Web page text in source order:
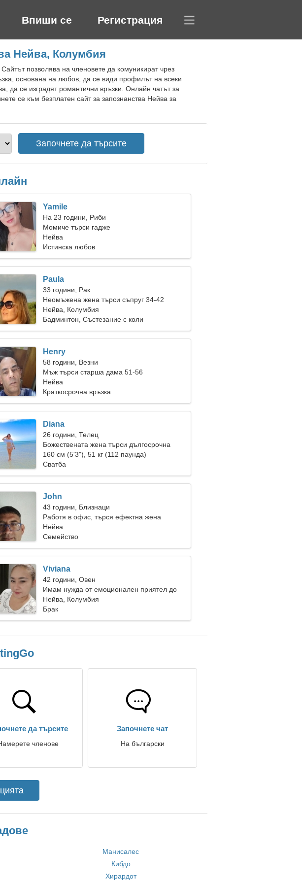
Впиши се Регистрация
Нейва, Колумбия
позволява на членовете да комуникират чрез
основана на любов, да се види профилът на всеки
да се изградят романтични връзки. Онлайн чатът за
се към безплатен сайт за запознанства Нейва за
Yamile
На 23 години, Риби
Момиче търси гадже
Нейва
Истинска любов
Paula
33 години, Рак
Неомъжена жена търси съпруг 34-42
Нейва, Колумбия
Бадминтон, Състезание с коли
Henry
58 години, Везни
Мъж търси старша дама 51-56
Нейва
Краткосрочна връзка
Diana
26 години, Телец
Божествената жена търси дългосрочна
връзка
160 см (5'3"), 51 кг (112 паунда)
Сватба
John
43 години, Близнаци
Работя в офис, търся ефектна жена
Нейва
Семейство
Viviana
42 години, Овен
Имам нужда от емоционален приятел до
мен
Нейва, Колумбия
Брак
да търсите
членове
Започнете чат
На български
Манисалес
Кибдо
Хирардот